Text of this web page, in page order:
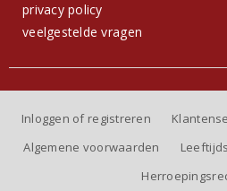
privacy policy
veelgestelde vragen
Inloggen of registreren
Algemene voorwaarden